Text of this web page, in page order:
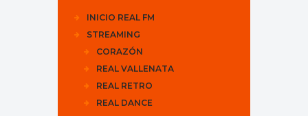
INICIO REAL FM
STREAMING
CORAZÓN
REAL VALLENATA
REAL RETRO
REAL DANCE